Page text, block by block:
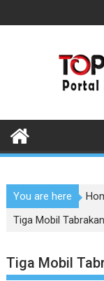
to
You are here
Tiga Mobil
Tiga Mobil